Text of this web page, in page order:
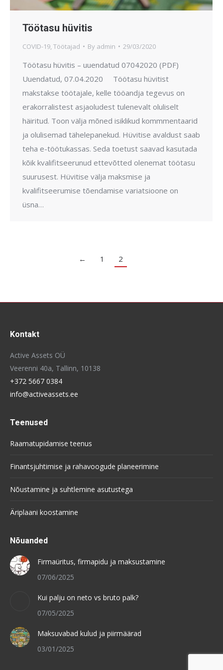
Töötasu hüvitis
COVID-19 Töötajad By admin 29/03/2020
Töötasu hüvitis – uuendatud 07042020 (PDF)
Uuendatud, 07.04.2020 Töötasu hüvitist
makstakse töötajale, kelle tööandja tegevus on
erakorralistest asjaoludest tulenevalt oluliselt
häiritud. Toon välja mõned isiklikud kommmentaarid
ja olulisemad tähelepanekud. Hüvitise avaldust saab
teha e-töötukassas. Seda toetust saavad kasutada
kõik kvalifitseerunud ettevõtted olenemat töötasu
suurusest. Hüvitise välja maksmise ja
kvalifitseerumise tõendamise variatsioone on
üsna…
← 1 2
Kontakt
Active Assets OÜ
Veerenni 40a, Tallinn, 10138
+372 5667 0384
info@activeassets.ee
Teenused
Raamatupidamise teenus
Finantsjuhtimise ja rahavoogude planeerimine
Nõustamine ja suhtlemine asutustega
Äriplaani koostamine
Nõuanded
Firmaüritus, firmapidu ja maksustamine
07/06/2025
Kui palju on neto vs bruto palk?
07/05/2025
Maksuvabad kulud ja piirmäärad
03/01/2025